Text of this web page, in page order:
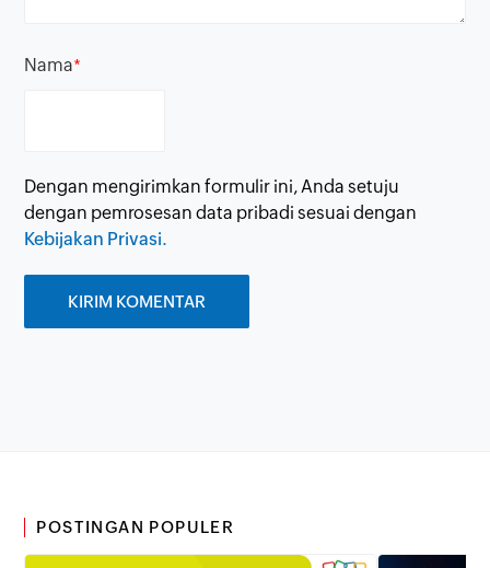
Nama*
Dengan mengirimkan formulir ini, Anda setuju
dengan pemrosesan data pribadi sesuai dengan
Kebijakan Privasi.
POSTINGAN POPULER